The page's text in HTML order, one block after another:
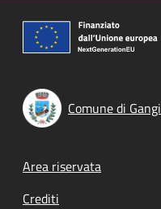
Comune di Gangi
Footer menu
Area riservata
Crediti